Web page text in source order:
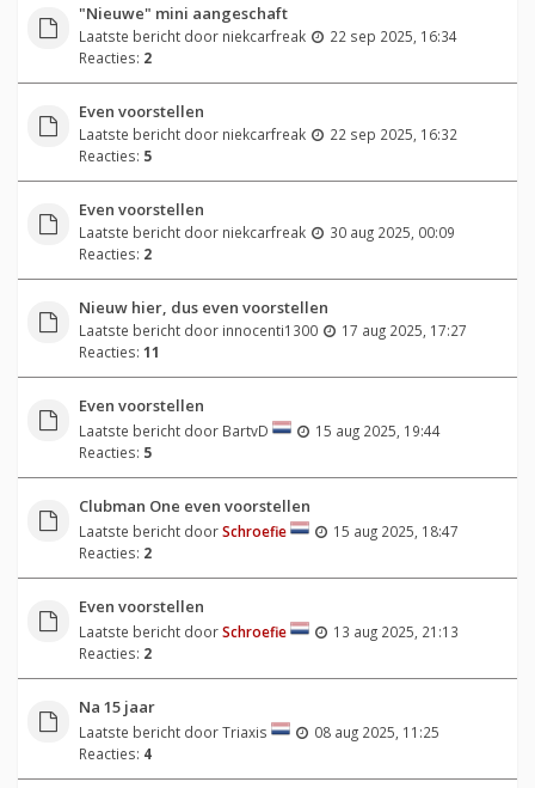
"Nieuwe" mini aangeschaft
Laatste bericht door niekcarfreak
22 sep 2025, 16:34
Reacties: 2
Even voorstellen
Laatste bericht door niekcarfreak
22 sep 2025, 16:32
Reacties: 5
Even voorstellen
Laatste bericht door niekcarfreak
30 aug 2025, 00:09
Reacties: 2
Nieuw hier, dus even voorstellen
Laatste bericht door innocenti1300
17 aug 2025, 17:27
Reacties: 11
Even voorstellen
Laatste bericht door BartvD
15 aug 2025, 19:44
Reacties: 5
Clubman One even voorstellen
Laatste bericht doorSchroefie
15 aug 2025, 18:47
Reacties: 2
Even voorstellen
Laatste bericht doorSchroefie
13 aug 2025, 21:13
Reacties: 2
Na 15 jaar
Laatste bericht doorTriaxis
08 aug 2025, 11:25
Reacties: 4